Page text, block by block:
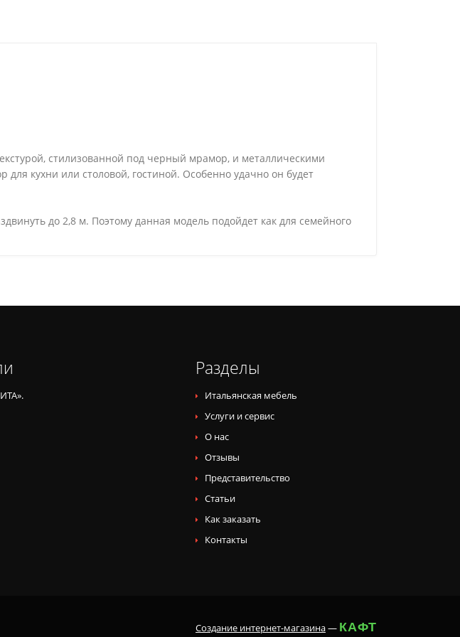
стилизованной под черный мрамор, и металлическими
кухни или столовой, гостиной. Особенно удачно он будет
до 2,8 м. Поэтому данная модель подойдет как для семейного
Разделы
Итальянская мебель
Услуги и сервис
О нас
Отзывы
Представительство
Статьи
Как заказать
Контакты
Создание интернет-магазина— КАФТ